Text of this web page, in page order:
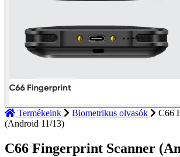
Termékeink Biometrikus olvasók
C66
(Android 11/13)
C66 Fingerprint Scanner